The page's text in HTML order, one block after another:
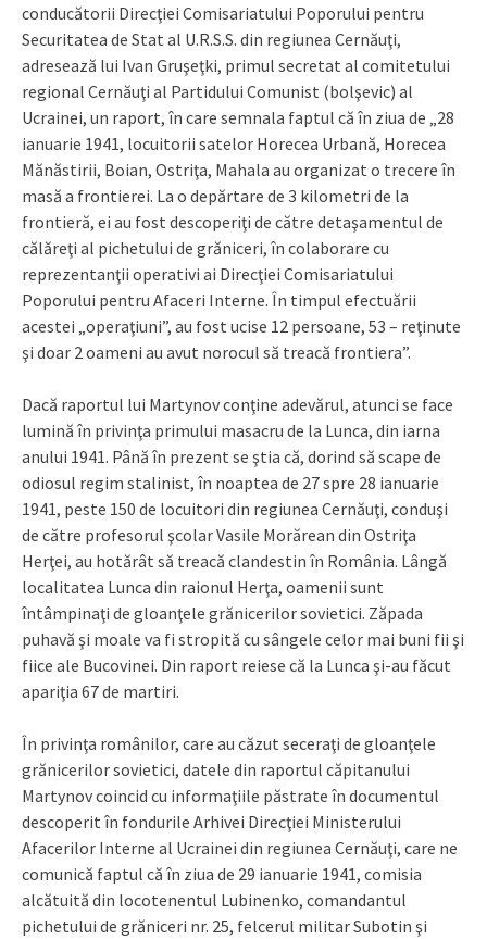
conducătorii Direcţiei Comisariatului Poporului pentru
Securitatea de Stat al U.R.S.S. din regiunea Cernăuţi,
adresează lui Ivan Gruşeţki, primul secretat al comitetului
regional Cernăuţi al Partidului Comunist (bolşevic) al
Ucrainei, un raport, în care semnala faptul că în ziua de „28
ianuarie 1941, locuitorii satelor Horecea Urbană, Horecea
Mănăstirii, Boian, Ostriţa, Mahala au organizat o trecere în
masă a frontierei. La o depărtare de 3 kilometri de la
frontieră, ei au fost descoperiţi de către detaşamentul de
călăreţi al pichetului de grăniceri, în colaborare cu
reprezentanţii operativi ai Direcţiei Comisariatului
Poporului pentru Afaceri Interne. În timpul efectuării
acestei „operaţiuni”, au fost ucise 12 persoane, 53 – reţinute
şi doar 2 oameni au avut norocul să treacă frontiera”.
Dacă raportul lui Martynov conţine adevărul, atunci se face
lumină în privinţa primului masacru de la Lunca, din iarna
anului 1941. Până în prezent se ştia că, dorind să scape de
odiosul regim stalinist, în noaptea de 27 spre 28 ianuarie
1941, peste 150 de locuitori din regiunea Cernăuţi, conduşi
de către profesorul şcolar Vasile Morărean din Ostriţa
Herţei, au hotărât să treacă clandestin în România. Lângă
localitatea Lunca din raionul Herţa, oamenii sunt
întâmpinaţi de gloanţele grănicerilor sovietici. Zăpada
puhavă şi moale va fi stropită cu sângele celor mai buni fii şi
fiice ale Bucovinei. Din raport reiese că la Lunca şi-au făcut
apariţia 67 de martiri.
În privinţa românilor, care au căzut seceraţi de gloanţele
grănicerilor sovietici, datele din raportul căpitanului
Martynov coincid cu informaţiile păstrate în documentul
descoperit în fondurile Arhivei Direcţiei Ministerului
Afacerilor Interne al Ucrainei din regiunea Cernăuţi, care ne
comunică faptul că în ziua de 29 ianuarie 1941, comisia
alcătuită din locotenentul Lubinenko, comandantul
pichetului de grăniceri nr. 25, felcerul militar Subotin şi